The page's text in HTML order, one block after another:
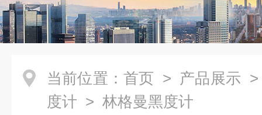
当前位置： 首页 > 产品展示
度计 > 林格曼黑度计